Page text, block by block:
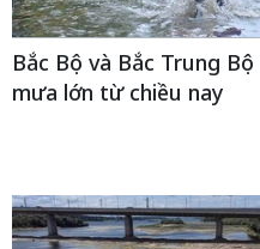
Bắc Bộ và Bắc Trung
mưa lớn từ chiều nay